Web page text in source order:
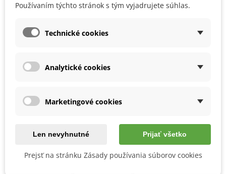
Výsev semien vykonávame buď od
marca do apríla
kameňov a ďalších predmetov, prekypríme pôdu a
obale výrobku.
Detaily produktu
Používaním týchto stránok s tým vyjadrujete súhlas.
Technické cookies
Analytické cookies
Marketingové cookies
Len nevyhnutné Prijať všetko
Prejsť na stránku Zásady používania súborov cookies